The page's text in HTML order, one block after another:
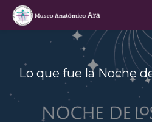
Lo que fue la Noche